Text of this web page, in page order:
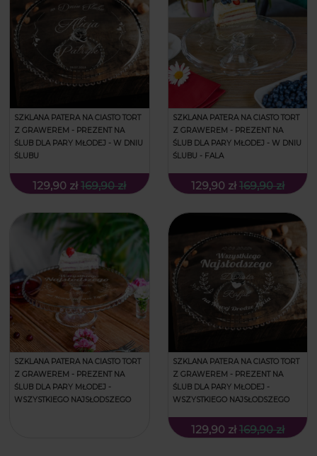
SZKLANA PATERA NA CIASTO TORT
Z GRAWEREM - PREZENT NA
ŚLUB DLA PARY MŁODEJ - W DNIU
ŚLUBU
129,90 zł 169,90 zł
SZKLANA PATERA NA CIASTO TORT
Z GRAWEREM - PREZENT NA
ŚLUB DLA PARY MŁODEJ - W DNIU
ŚLUBU - FALA
129,90 zł 169,90 zł
SZKLANA PATERA NA CIASTO TORT
Z GRAWEREM - PREZENT NA
ŚLUB DLA PARY MŁODEJ -
WSZYSTKIEGO NAJSŁODSZEGO
SZKLANA PATERA NA CIASTO TORT
Z GRAWEREM - PREZENT NA
ŚLUB DLA PARY MŁODEJ -
WSZYSTKIEGO NAJSŁODSZEGO
129,90 zł 169,90 zł